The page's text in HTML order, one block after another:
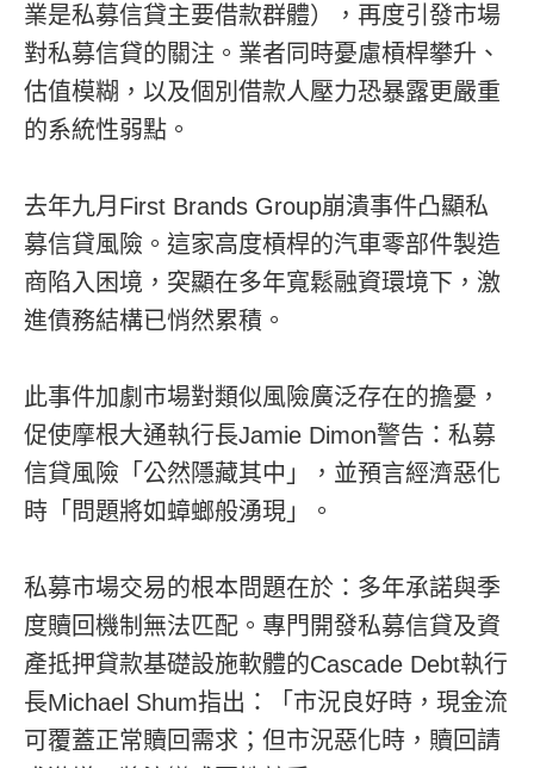
業是私募信貸主要借款群體），再度引發市場
對私募信貸的關注。業者同時憂慮槓桿攀升、
估值模糊，以及個別借款人壓力恐暴露更嚴重
的系統性弱點。
去年九月First Brands Group崩潰事件凸顯私
募信貸風險。這家高度槓桿的汽車零部件製造
商陷入困境，突顯在多年寬鬆融資環境下，激
進債務結構已悄然累積。
此事件加劇市場對類似風險廣泛存在的擔憂，
促使摩根大通執行長Jamie Dimon警告：私募
信貸風險「公然隱藏其中」，並預言經濟惡化
時「問題將如蟑螂般湧現」。
私募市場交易的根本問題在於：多年承諾與季
度贖回機制無法匹配。專門開發私募信貸及資
產抵押貸款基礎設施軟體的Cascade Debt執行
長Michael Shum指出：「市況良好時，現金流
可覆蓋正常贖回需求；但市況惡化時，贖回請